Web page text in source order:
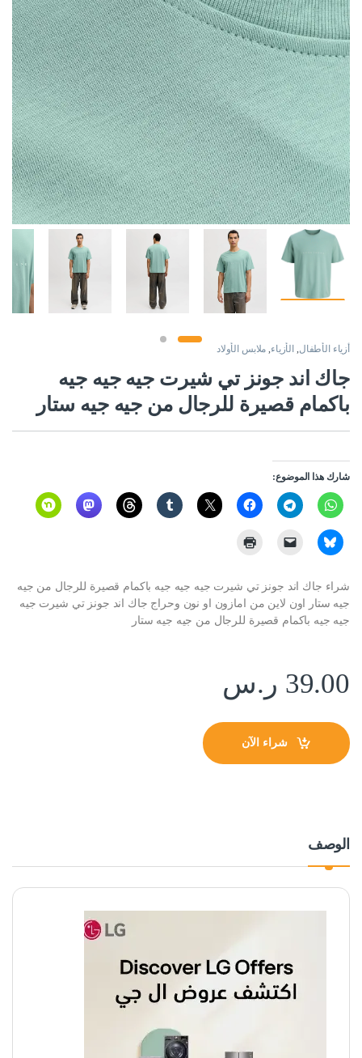
أزياء الأطفال الأزياء ملابس الأولاد
جاك اند جونز تي شيرت جيه جيه جيه
باكمام قصيرة للرجال من جيه جيه ستار
شارك هذا الموضوع:
شراء جاك اند جونز تي شيرت جيه جيه جيه باكمام قصيرة للرجال من جيه
جيه ستار اون لاين من امازون او نون وحراج جاك اند جونز تي شيرت جيه
جيه جيه باكمام قصيرة للرجال من جيه جيه ستار
39.00 ر.س
شراء الآن
الوصف